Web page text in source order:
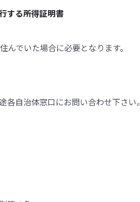
する所得証明書
んでいた場合に必要となります。
各自治体窓口にお問い合わせ下さい。